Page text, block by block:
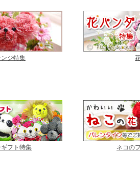
ジ特集
フト特集 ネコの